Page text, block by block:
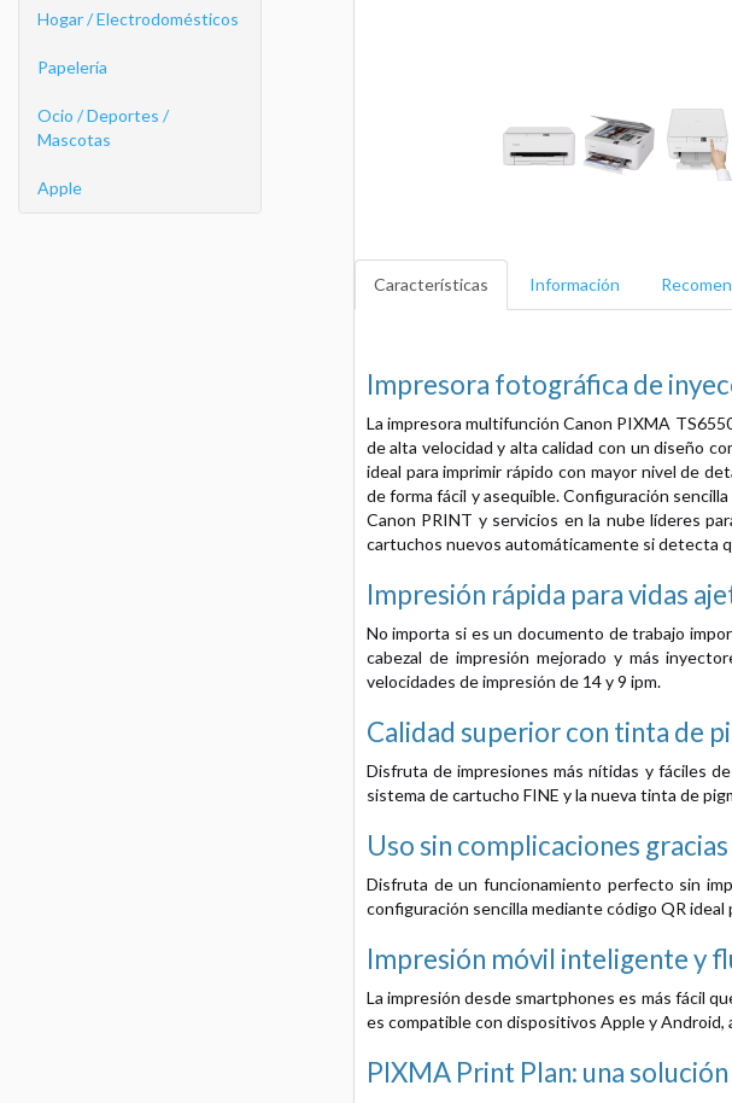
Hogar / Electrodomésticos
Papelería
Ocio / Deportes /
Mascotas
Apple
Características Información
Impresora fotográfica de
La impresora multifunción Canon PIXMA
de alta velocidad y alta calidad con un diseño
ideal para imprimir rápido con mayor nivel de
de forma fácil y asequible. Configuración
Canon PRINT y servicios en la nube líderes
cartuchos nuevos automáticamente si detecta
Impresión rápida para vidas
No importa si es un documento de trabajo
cabezal de impresión mejorado y más
velocidades de impresión de 14 y 9 ipm.
Calidad superior con tinta de
Disfruta de impresiones más nítidas y fáciles
sistema de cartucho FINE y la nueva tinta de
Uso sin complicaciones
Disfruta de un funcionamiento perfecto sin
configuración sencilla mediante código QR ideal
Impresión móvil inteligente y
La impresión desde smartphones es más fácil
es compatible con dispositivos Apple y Android,
PIXMA Print Plan: una